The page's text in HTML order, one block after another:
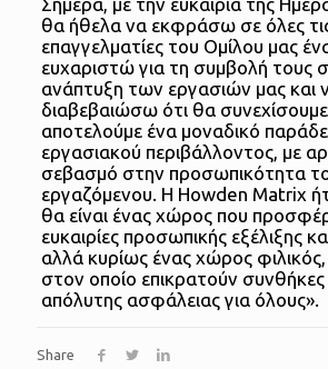
θα ήθελα να εκφράσω σε όλες τις
επαγγελματίες του Ομίλου μας
ευχαριστώ για τη συμβολή τους
ανάπτυξη των εργασιών μας και
διαβεβαιώσω ότι θα
αποτελούμε ένα μοναδικό
εργασιακού περιβάλλοντος, με
σεβασμό στην προσωπικότητα
εργαζόμενου. Η Howden Matrix
θα είναι ένας χώρος που
ευκαιρίες προσωπικής εξέλιξης
αλλά κυρίως ένας χώρος
στον οποίο επικρατούν συνθήκες
απόλυτης ασφάλειας για όλους».
Share